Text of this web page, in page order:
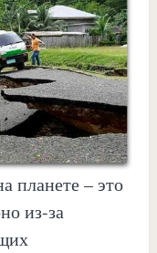
планете – это
из-за